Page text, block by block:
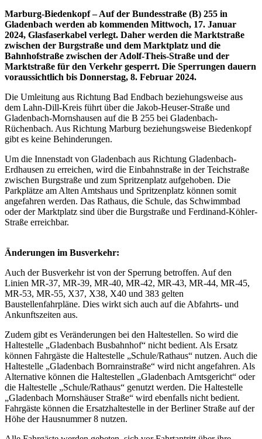
Marburg-Biedenkopf – Auf der Bundesstraße (B) 255 in
Gladenbach werden ab kommenden Mittwoch, 17. Januar
2024, Glasfaserkabel verlegt. Daher werden die Marktstraße
zwischen der Burgstraße und dem Marktplatz und die
Bahnhofstraße zwischen der Adolf-Theis-Straße und der
Marktstraße für den Verkehr gesperrt. Die Sperrungen dauern
voraussichtlich bis Donnerstag, 8. Februar 2024.
Die Umleitung aus Richtung Bad Endbach beziehungsweise aus
dem Lahn-Dill-Kreis führt über die Jakob-Heuser-Straße und
Gladenbach-Mornshausen auf die B 255 bei Gladenbach-
Rüchenbach. Aus Richtung Marburg beziehungsweise Biedenkopf
gibt es keine Behinderungen.
Um die Innenstadt von Gladenbach aus Richtung Gladenbach-
Erdhausen zu erreichen, wird die Einbahnstraße in der Teichstraße
zwischen Burgstraße und zum Spritzenplatz aufgehoben. Die
Parkplätze am Alten Amtshaus und Spritzenplatz können somit
angefahren werden. Das Rathaus, die Schule, das Schwimmbad
oder der Marktplatz sind über die Burgstraße und Ferdinand-Köhler-
Straße erreichbar.
Änderungen im Busverkehr:
Auch der Busverkehr ist von der Sperrung betroffen. Auf den
Linien MR-37, MR-39, MR-40, MR-42, MR-43, MR-44, MR-45,
MR-53, MR-55, X37, X38, X40 und 383 gelten
Baustellenfahrpläne. Dies wirkt sich auch auf die Abfahrts- und
Ankunftszeiten aus.
Zudem gibt es Veränderungen bei den Haltestellen. So wird die
Haltestelle „Gladenbach Busbahnhof“ nicht bedient. Als Ersatz
können Fahrgäste die Haltestelle „Schule/Rathaus“ nutzen. Auch die
Haltestelle „Gladenbach Bornrainstraße“ wird nicht angefahren. Als
Alternative können die Haltestellen „Gladenbach Amtsgericht“ oder
die Haltestelle „Schule/Rathaus“ genutzt werden. Die Haltestelle
„Gladenbach Mornshäuser Straße“ wird ebenfalls nicht bedient.
Fahrgäste können die Ersatzhaltestelle in der Berliner Straße auf der
Höhe der Hausnummer 8 nutzen.